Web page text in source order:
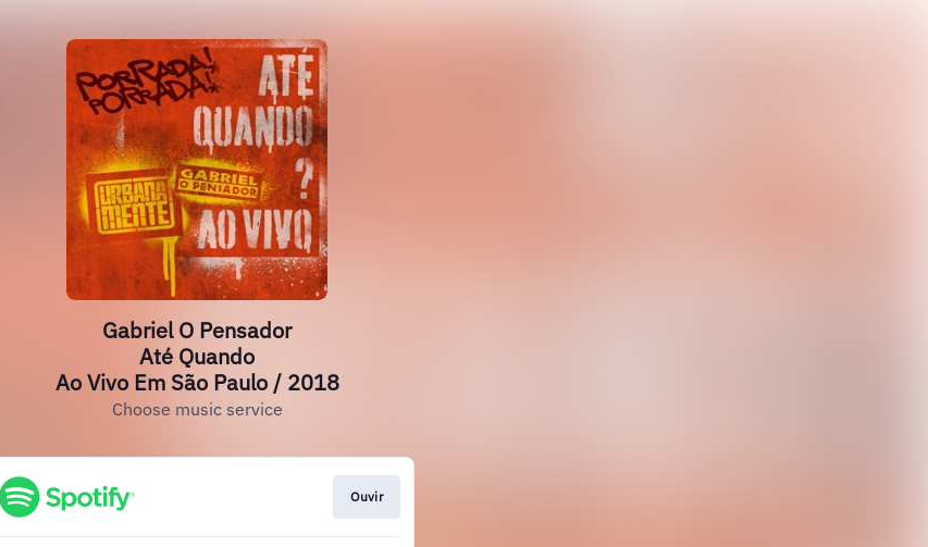
Gabriel O Pensador
Até Quando
Ao Vivo Em São Paulo / 2018
Choose music service
Ouvir